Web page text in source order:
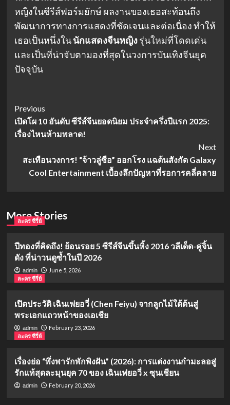
หญิงในซีรีส์ฟอร์มยักษ์ ผลงานของเธอสะท้อนถึง
พัฒนาการทางการแสดงที่ชัดเจนและต่อเนื่อง ทำให้
เธอเป็นหนึ่งในนักแสดงจีนหญิงรุ่นใหม่ที่โดดเด่น
และเป็นที่น่าจับตามองที่สุดในวงการบันเทิงจีนยุค
ปัจจุบัน
Post
Navigation
Previous
เปิดโผ 10 อันดับ ซีรีส์จีนยอดนิยม ประจำครึ่งปีแรก 2025:
เรื่องไหนห้ามพลาด!
Next
สะเทือนวงการ! “จ้าวลู่ซือ” ออกโรง แฉต้นสังกัด Galaxy
Cool Entertainment เบื้องลึกปัญหาที่รอการคลี่คลาย
More Stories
ละคร ซีรี่ย์
ปีทองที่คิดถึง! ย้อนรอย 5 ซีรีส์จีนขึ้นหิ้ง 2016 วลีเด็ด-คู่จิ้น
ดัง ที่น่าวนดูซ้ำในปี 2026
admin
June 5, 2026
ละคร ซีรี่ย์
เปิดประวัติ เฉินเฟยอวี่ (Chen Feiyu) จากลูกไม้ใต้ต้นสู่
พระเอกแถวหน้าของเอเชีย
admin
February 23, 2026
ละคร ซีรี่ย์
เรื่องย่อ “พึ่งพารักพักพิงฝัน” (2026): การแต่งงานกำมะลอสู่
รักแท้สุดละมุนยุค 70 ของ เฉินเฟยอวี่ x ซุนเชียน
admin February 20, 2026